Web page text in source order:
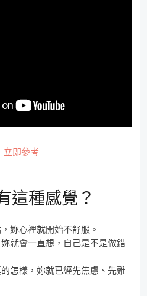
立即參考
這種感覺？
妳心裡就開始不舒服。
就會一直想，自己是不是做錯
怎樣，妳就已經先焦慮、先難